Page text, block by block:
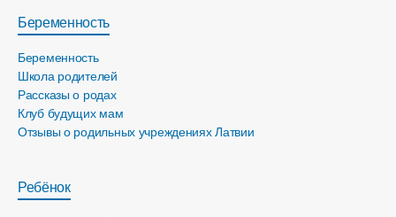
Беременность
Беременность
Школа родителей
Рассказы о родах
Клуб будущих мам
Отзывы о родильных учреждениях Латвии
Ребёнок